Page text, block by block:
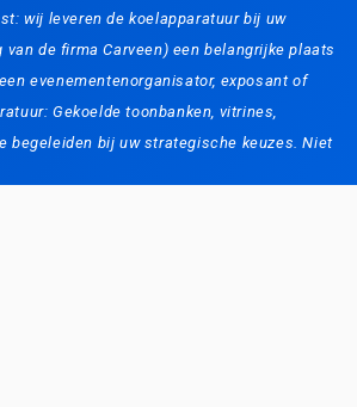
wij leveren de koelapparatuur bij uw
de firma Carveen) een belangrijke plaats
evenementenorganisator, exposant of
Gekoelde toonbanken, vitrines,
begeleiden bij uw strategische keuzes. Niet